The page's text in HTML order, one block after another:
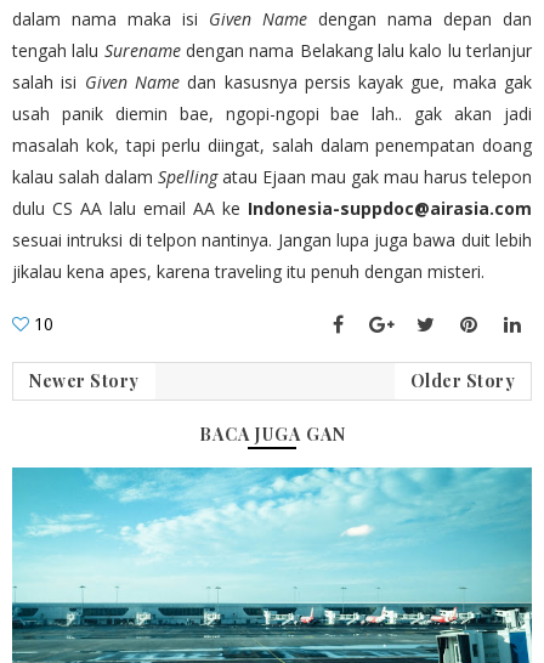
dalam nama maka isi Given Name dengan nama depan dan
tengah lalu Surenamedengan nama Belakang lalu kalo lu terlanjur
salah isi Given Namedan kasusnya persis kayak gue, maka gak
usah panik diemin bae, ngopi-ngopi bae lah.. gak akan jadi
masalah kok, tapi perlu diingat, salah dalam penempatan doang
kalau salah dalam Spellingatau Ejaan mau gak mau harus telepon
dulu CS AA lalu email AA ke Indonesia-suppdoc@airasia.com
sesuai intruksi di telpon nantinya. Jangan lupa juga bawa duit lebih
jikalau kena apes, karena traveling itu penuh dengan misteri.
10
Newer Story Older Story
BACA JUGA GAN